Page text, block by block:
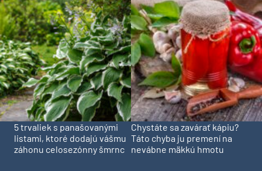
5 trvaliek s panašovanými
listami, ktoré dodajú vášmu
záhonu celosezónny šmrnc
Chystáte sa zavárať kápiu?
Táto chyba ju premení na
nevábne mäkkú hmotu